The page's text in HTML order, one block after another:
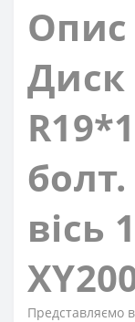
Опис
Диск
вісь
Представляємо